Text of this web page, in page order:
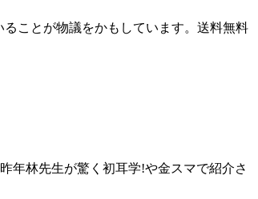
ことが物議をかもしています。送料無料
年林先生が驚く初耳学!や金スマで紹介さ